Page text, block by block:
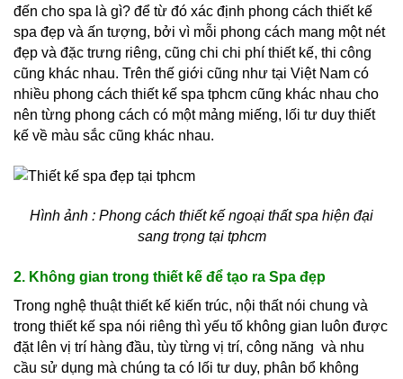
đến cho spa là gì? để từ đó xác định phong cách thiết kế
spa đẹp và ấn tượng, bởi vì mỗi phong cách mang một nét
đẹp và đặc trưng riêng, cũng chi chi phí thiết kế, thi công
cũng khác nhau. Trên thế giới cũng như tại Việt Nam có
nhiều phong cách thiết kế spa tphcm cũng khác nhau cho
nên từng phong cách có một mảng miếng, lối tư duy thiết
kế về màu sắc cũng khác nhau.
Hình ảnh : Phong cách thiết kế ngoại thất spa hiện đại
sang trọng tại tphcm
2. Không gian trong thiết kế để tạo ra Spa đẹp
Trong nghệ thuật thiết kế kiến trúc, nội thất nói chung và
trong thiết kế spa nói riêng thì yếu tố không gian luôn được
đặt lên vị trí hàng đầu, tùy từng vị trí, công năng và nhu
cầu sử dụng mà chúng ta có lối tư duy, phân bổ không